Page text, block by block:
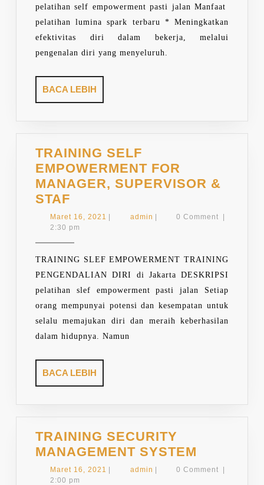
pelatihan self empowerment pasti jalan Manfaat
pelatihan lumina spark terbaru * Meningkatkan
efektivitas diri dalam bekerja, melalui
pengenalan diri yang menyeluruh.
BACA LEBIH
LEBIH
TRAINING SELF
EMPOWERMENT FOR
MANAGER, SUPERVISOR &
STAF
SELF
EMPOWERMENT
FOR
MANAGER,
SUPERVISOR
&
STAF
Maret 16, 2021 Maret
admin admin 0 Comment
2:30 pm
TRAINING SLEF EMPOWERMENT TRAINING
PENGENDALIAN DIRI di Jakarta DESKRIPSI
pelatihan slef empowerment pasti jalan Setiap
orang mempunyai potensi dan kesempatan untuk
selalu memajukan diri dan meraih keberhasilan
dalam hidupnya. Namun
BACA LEBIH
LEBIH
TRAINING SECURITY
MANAGEMENT SYSTEM
Maret 16, 2021 Maret
| admin admin
| 0 Comment
|
2:00 pm